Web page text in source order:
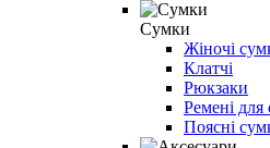
Сумки
Жіночі
Клатчі
Рюкзаки
Ремені для
Поясні